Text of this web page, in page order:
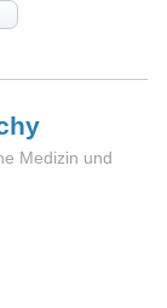
Medizin und